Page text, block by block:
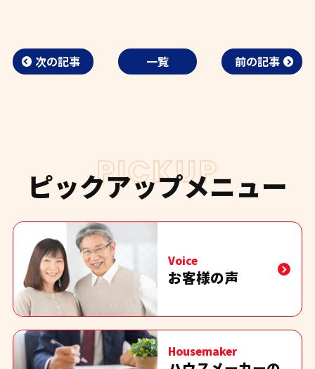
次の記事 一覧 前の記事
PICKUP
ピックアップメニュー
Voice
お客様の声
Housemaker